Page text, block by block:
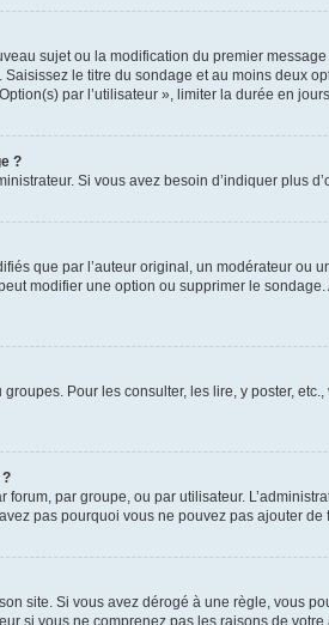
sujet ou la modification du premier
le titre du sondage et au moins
par l’utilisateur », limiter la durée en
?
Si vous avez besoin d’indiquer plus
que par l’auteur original, un modérateur ou
modifier une option ou supprimer le
Pour les consulter, les lire, y poster,
par groupe, ou par utilisateur.
pas pourquoi vous ne pouvez pas ajouter de
site. Si vous avez dérogé à une règle, vous
si vous ne comprenez pas les raisons de votre